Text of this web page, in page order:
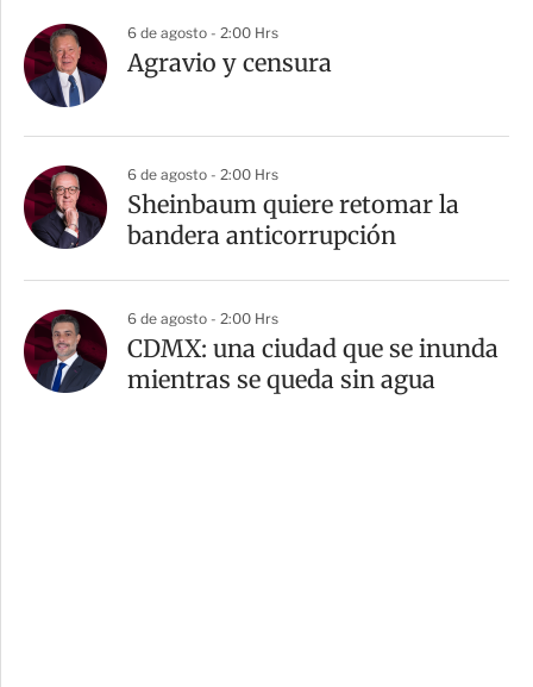
6 de agosto - 2:00 Hrs
Agravio y censura
6 de agosto - 2:00 Hrs
Sheinbaum quiere retomar la
bandera anticorrupción
6 de agosto - 2:00 Hrs
CDMX: una ciudad que se inunda
mientras se queda sin agua